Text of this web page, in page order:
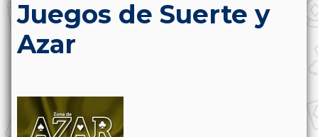
Juegos de Suerte y
Azar